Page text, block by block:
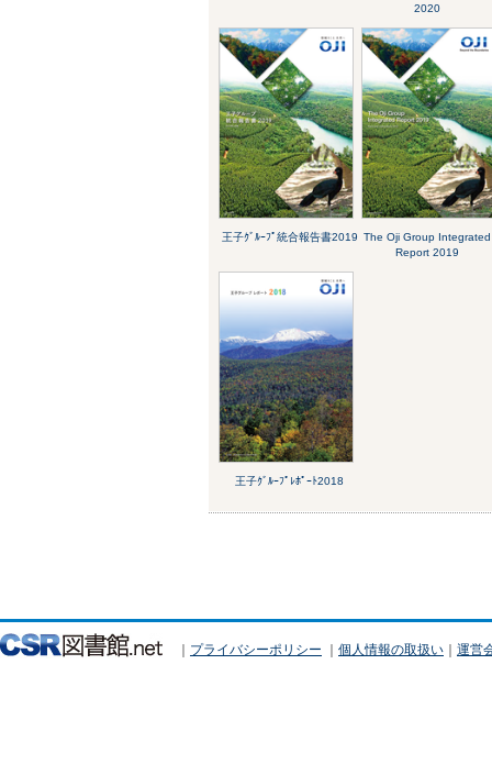
2020
王子ｸﾞﾙｰﾌﾟ統合報告書2019 The Oji Group Integrated
Report 2019
王子ｸﾞﾙｰﾌﾟﾚﾎﾟｰﾄ2018
｜ プライバシーポリシー ｜ 個人情報の取扱い ｜ 運営